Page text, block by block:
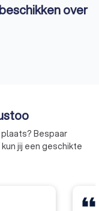
over
Bespaar
jij een geschikte